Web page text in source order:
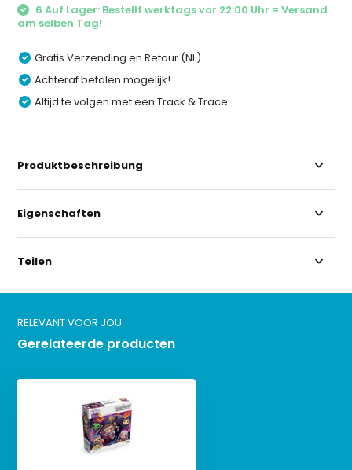
6 Auf Lager: Bestellt werktags vor 22:00 Uhr = Versand
am selben Tag!
Gratis Verzending en Retour (NL)
Achteraf betalen mogelijk!
Altijd te volgen met een Track & Trace
Produktbeschreibung
Eigenschaften
Teilen
RELEVANT VOOR JOU
Gerelateerde producten